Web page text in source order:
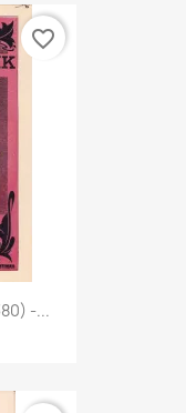
-...
favorite_border